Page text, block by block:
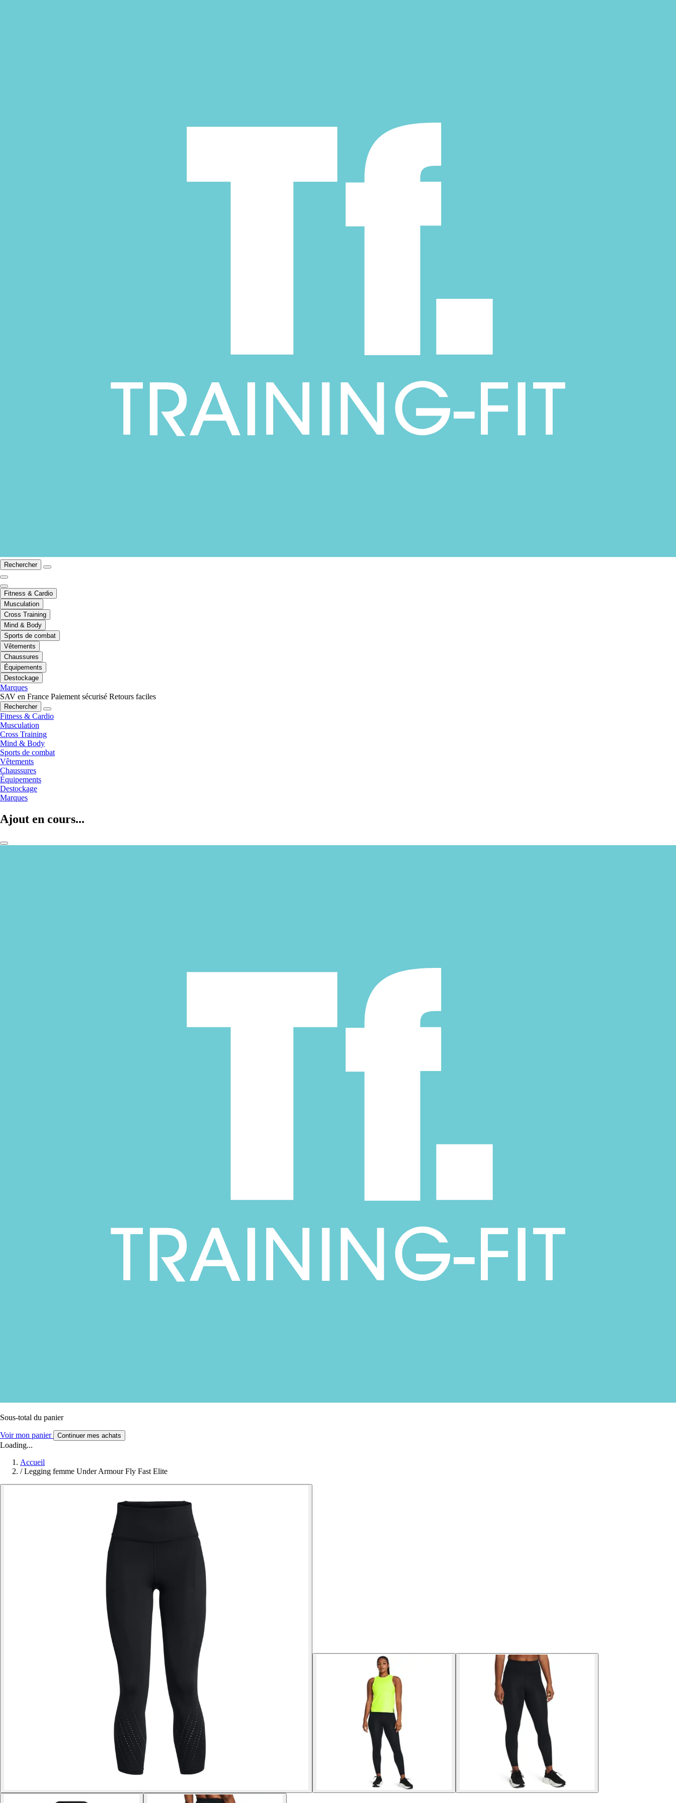
Rechercher
Fitness & Cardio
Musculation
Cross Training
Mind & Body
Sports de combat
Vêtements
Chaussures
Équipements
Destockage
Marques
SAV en France Paiement sécurisé Retours faciles
Rechercher
Fitness & Cardio
Musculation
Cross Training
Mind & Body
Sports de combat
Vêtements
Chaussures
Équipements
Destockage
Marques
Ajout en cours...
Sous-total du panier
Voir mon panier Continuer mes achats
Loading...
Accueil
/ Legging femme Under Armour Fly Fast Elite